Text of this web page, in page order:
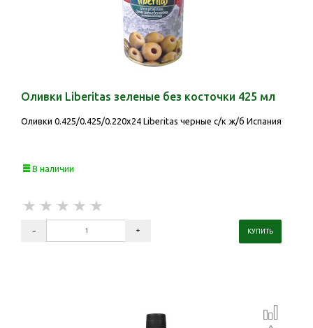
Оливки Liberitas зеленые без косточки 425 мл
Оливки 0.425/0.425/0.220х24 Liberitas черные с/к ж/б Испания
В наличии